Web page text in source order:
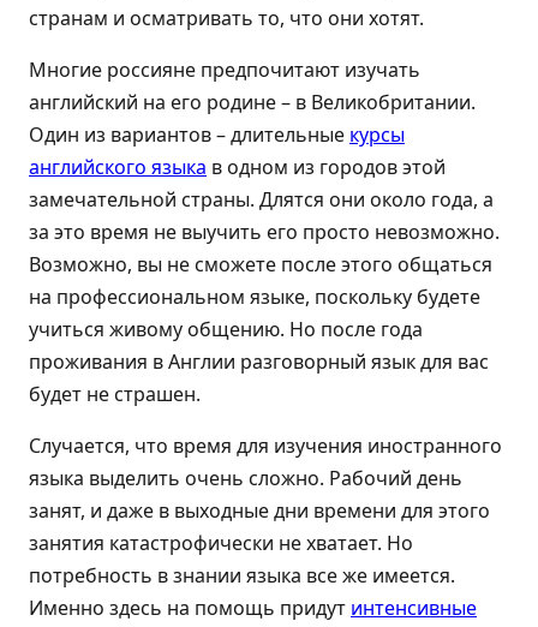
странам и осматривать то, что они хотят.
Многие россияне предпочитают изучать
английский на его родине – в Великобритании.
Один из вариантов – длительные курсы
английского языка в одном из городов этой
замечательной страны. Длятся они около года, а
за это время не выучить его просто невозможно.
Возможно, вы не сможете после этого общаться
на профессиональном языке, поскольку будете
учиться живому общению. Но после года
проживания в Англии разговорный язык для вас
будет не страшен.
Случается, что время для изучения иностранного
языка выделить очень сложно. Рабочий день
занят, и даже в выходные дни времени для этого
занятия катастрофически не хватает. Но
потребность в знании языка все же имеется.
Именно здесь на помощь придут интенсивные